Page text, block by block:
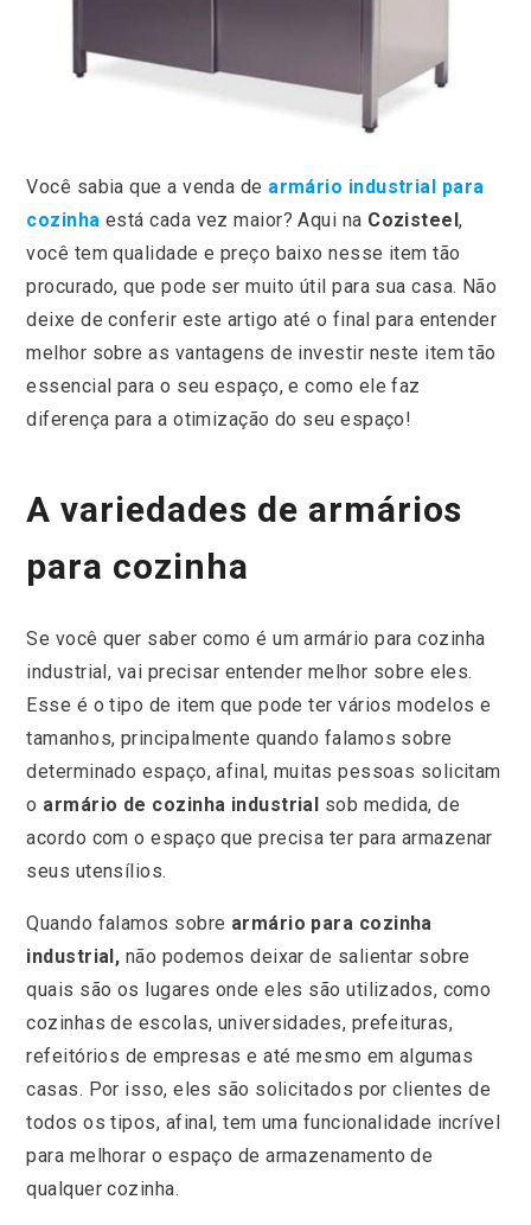
Você sabia que a venda de armário industrial para
cozinha está cada vez maior? Aqui na Cozisteel,
você tem qualidade e preço baixo nesse item tão
procurado, que pode ser muito útil para sua casa. Não
deixe de conferir este artigo até o final para entender
melhor sobre as vantagens de investir neste item tão
essencial para o seu espaço, e como ele faz
diferença para a otimização do seu espaço!
A variedades de armários
para cozinha
Se você quer saber como é um armário para cozinha
industrial, vai precisar entender melhor sobre eles.
Esse é o tipo de item que pode ter vários modelos e
tamanhos, principalmente quando falamos sobre
determinado espaço, afinal, muitas pessoas solicitam
o armário de cozinha industrial sob medida, de
acordo com o espaço que precisa ter para armazenar
seus utensílios.
Quando falamos sobre armário para cozinha
industrial, não podemos deixar de salientar sobre
quais são os lugares onde eles são utilizados, como
cozinhas de escolas, universidades, prefeituras,
refeitórios de empresas e até mesmo em algumas
casas. Por isso, eles são solicitados por clientes de
todos os tipos, afinal, tem uma funcionalidade incrível
para melhorar o espaço de armazenamento de
qualquer cozinha.